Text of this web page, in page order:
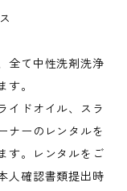
全て中性洗剤洗浄
。
イドオイル、スラ
ナーのレンタルを
す。レンタルをご
人確認書類提出時